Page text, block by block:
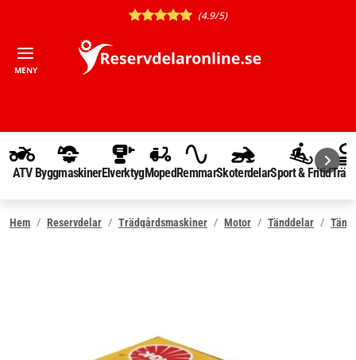
(4.9/5)
MENY
ATV ByggmaskinerElverktygMopedRemmarSkoterdelarSport & Fritid
Hem Reservdelar Trädgårdsmaskiner Motor Tänddelar